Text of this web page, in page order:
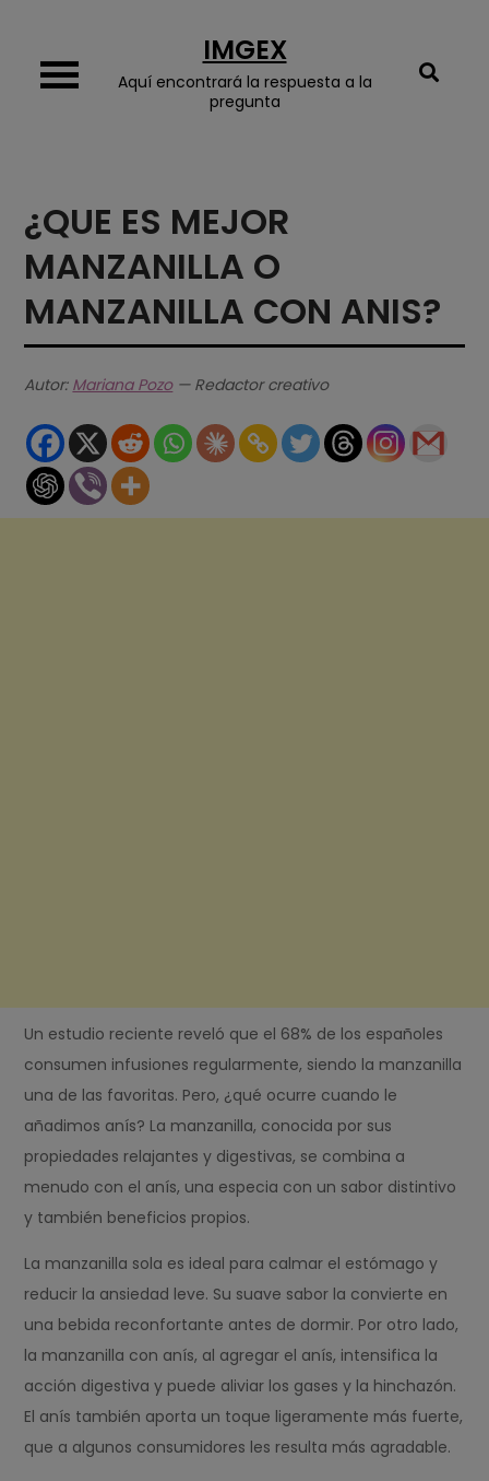
content
IMGEX
Aquí encontrará la respuesta a la
pregunta
¿QUE ES MEJOR
MANZANILLA O
MANZANILLA CON ANIS?
Autor: Mariana Pozo— Redactor creativo
Un estudio reciente reveló que el 68% de los españoles
consumen infusiones regularmente, siendo la manzanilla
una de las favoritas. Pero, ¿qué ocurre cuando le
añadimos anís? La manzanilla, conocida por sus
propiedades relajantes y digestivas, se combina a
menudo con el anís, una especia con un sabor distintivo
y también beneficios propios.
La manzanilla sola es ideal para calmar el estómago y
reducir la ansiedad leve. Su suave sabor la convierte en
una bebida reconfortante antes de dormir. Por otro lado,
la manzanilla con anís, al agregar el anís, intensifica la
acción digestiva y puede aliviar los gases y la hinchazón.
El anís también aporta un toque ligeramente más fuerte,
que a algunos consumidores les resulta más agradable.